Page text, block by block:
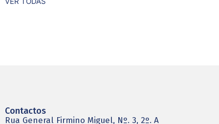
Contactos
Rua General Firmino Miguel, Nº. 3, 2º. A